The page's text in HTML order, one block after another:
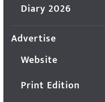
Diary 2026
Advertise
Website
Print Edition